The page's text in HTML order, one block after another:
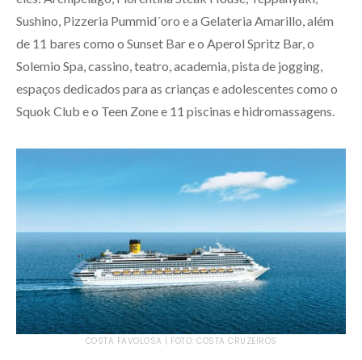
Sushino, Pizzeria Pummid´oro e a Gelateria Amarillo, além
de 11 bares como o Sunset Bar e o Aperol Spritz Bar, o
Solemio Spa, cassino, teatro, academia, pista de jogging,
espaços dedicados para as crianças e adolescentes como o
Squok Club e o Teen Zone e 11 piscinas e hidromassagens.
COSTA FAVOLOSA | FOTO: COSTA CRUZEIROS